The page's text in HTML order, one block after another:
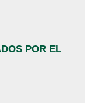
POR EL